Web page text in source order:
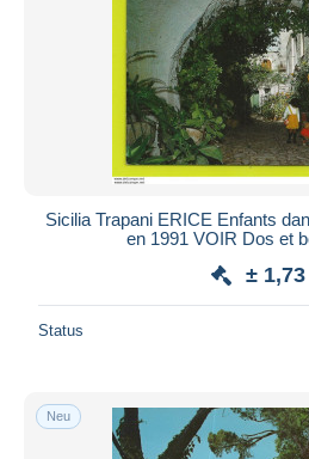
Sicilia Trapani ERICE Enfants
en 1991 VOIR Dos et
±
Status
Neu